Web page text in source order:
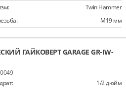
Twin Hammer
M19 мм
ГАЙКОВЕРТ GARAGE GR-IW-
1/2 дюйм